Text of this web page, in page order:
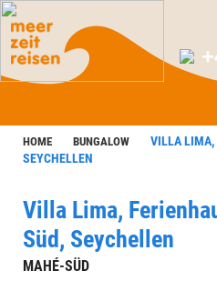
HOME BUNGALOW
VILLA LIMA,
SEYCHELLEN
Villa Lima,
Süd, Seychellen
MAHÉ-SÜD